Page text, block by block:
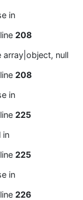
in
208
array|object, null
208
in
225
in
225
in
226